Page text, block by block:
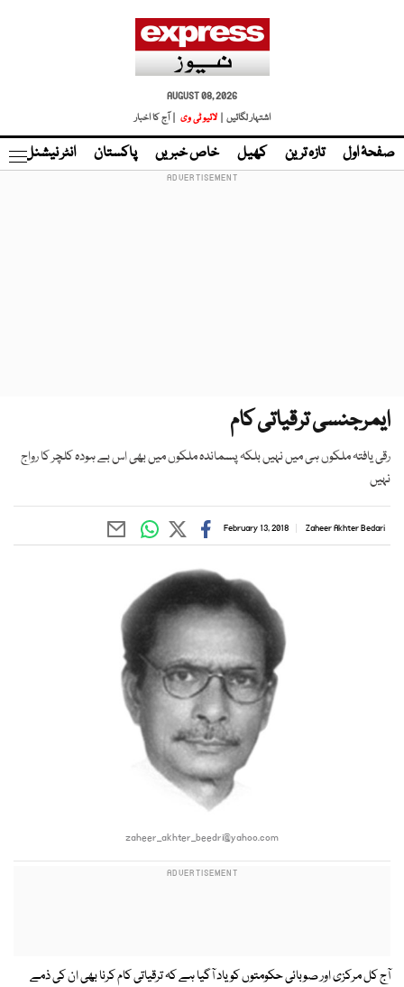
AUGUST 08, 2026
اشتہار لگائیں |
لائیو ٹی وی | آج کا اخبار
صفحۂ اول تازہ ترین کھیل خاص خبریں پاکستان انٹر نیشنل
ایمرجنسی ترقیاتی کام
رقی یافتہ ملکوں ہی میں نہیں بلکہ پسماندہ ملکوں میں بھی اس بے ہودہ کلچر کا رواج
نہیں
Zaheer Akhter Bedari
February 13, 2018
zaheer_akhter_beedri@yahoo.com
آج کل مرکزی اور صوبائی حکومتوں کو یاد آگیا ہے کہ ترقیاتی کام کرنا بھی ان کی ذمے